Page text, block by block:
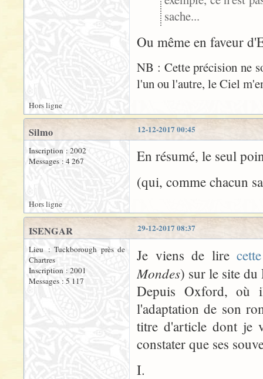
sache...
Ou même en faveur
NB : Cette précision ne
l'un ou l'autre, le Ciel
Hors ligne
12-12-2017 00:45
Silmo
Inscription : 2002
Messages : 4 267
En résumé, le seul
(qui, comme chacun
Hors ligne
29-12-2017 08:37
ISENGAR
Lieu : Tuckborough près de
Chartres
Inscription : 2001
Messages : 5 117
Je viens de lire
Mondes) sur le site
Depuis Oxford, où
l'adaptation de son
titre d'article dont je
constater que ses
I.